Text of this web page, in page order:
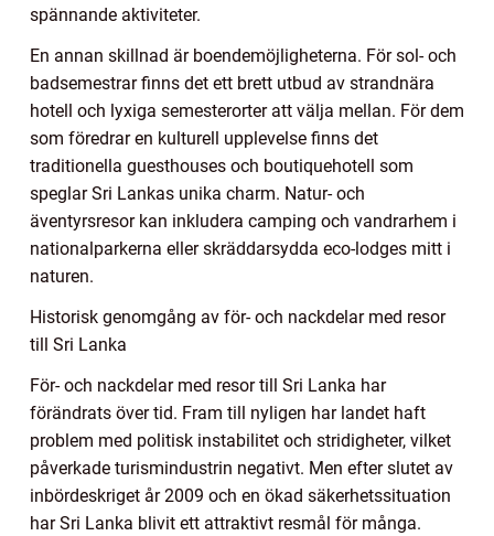
spännande aktiviteter.
En annan skillnad är boendemöjligheterna. För sol- och
badsemestrar finns det ett brett utbud av strandnära
hotell och lyxiga semesterorter att välja mellan. För dem
som föredrar en kulturell upplevelse finns det
traditionella guesthouses och boutiquehotell som
speglar Sri Lankas unika charm. Natur- och
äventyrsresor kan inkludera camping och vandrarhem i
nationalparkerna eller skräddarsydda eco-lodges mitt i
naturen.
Historisk genomgång av för- och nackdelar med resor
till Sri Lanka
För- och nackdelar med resor till Sri Lanka har
förändrats över tid. Fram till nyligen har landet haft
problem med politisk instabilitet och stridigheter, vilket
påverkade turismindustrin negativt. Men efter slutet av
inbördeskriget år 2009 och en ökad säkerhetssituation
har Sri Lanka blivit ett attraktivt resmål för många.